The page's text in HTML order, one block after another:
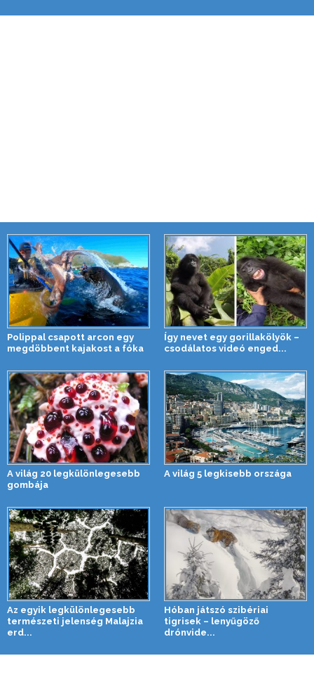
Polippal csapott arcon egy
megdöbbent kajakost a fóka
Így nevet egy gorillakölyök –
csodálatos videó enged...
A világ 20 legkülönlegesebb
gombája
A világ 5 legkisebb országa
Az egyik legkülönlegesebb
természeti jelenség Malajzia
erd...
Hóban játszó szibériai
tigrisek – lenyűgöző
drónvide...